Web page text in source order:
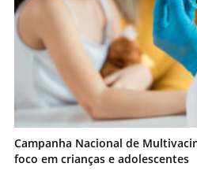
Campanha Nacional de
foco em crianças e adolescentes